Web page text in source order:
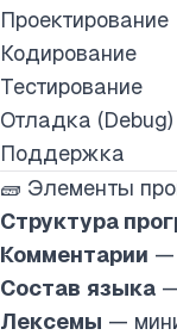
Проектирование
Кодирование
Тестирование
Отладка (Debug)
Поддержка
🧱 Элементы
Структура
Комментарии —
Состав языка
Лексемы —